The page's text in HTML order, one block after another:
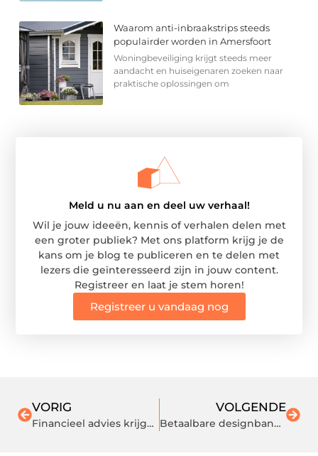
Waarom anti-inbraakstrips steeds
populairder worden in Amersfoort
Woningbeveiliging krijgt steeds meer
aandacht en huiseigenaren zoeken naar
praktische oplossingen om
Meld u nu aan en deel uw verhaal!
Wil je jouw ideeën, kennis of verhalen delen met
een groter publiek? Met ons platform krijg je de
kans om je blog te publiceren en te delen met
lezers die geïnteresseerd zijn in jouw content.
Registreer en laat je stem horen!
Registreer u vandaag nog
VORIG
Financieel advies krijgen in Amsterdam
VOLGENDE
Betaalbare designbanken vind je bij Sumato